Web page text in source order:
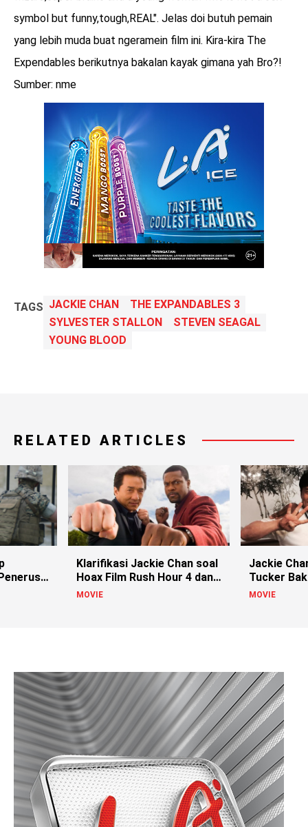
symbol but funny,tough,REAL". Jelas doi butuh pemain
yang lebih muda buat ngeramein film ini. Kira-kira The
Expendables berikutnya bakalan kayak gimana yah Bro?!
Sumber: nme
TAGS JACKIE CHAN
THE EXPANDABLES 3
SYLVESTER STALLON
STEVEN SEAGAL
YOUNG BLOOD
RELATED ARTICLES
Klarifikasi Jackie Chan soal
Hoax Film Rush Hour 4 dan
Karate Kids 2
MOVIE
Jackie
Tucker
Hour 4
MOVIE